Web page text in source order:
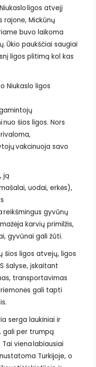
ligos atvejį
rajone, Mickūnų
buvo laikoma
Ūkio paukščiai saugiai
ligos plitimą kol kas
Niukaslo ligos
šios ligos. Nors
vakcinuoja savo
ją
uodai, erkės),
reikšmingus gyvūnų
karvių primilžis,
gyvūnai gali žūti.
šios ligos atvejų, ligos
šalyse, įskaitant
transportavimas
gali tapti
serga laukiniai ir
gali per trumpą
viena labiausiai
Turkijoje, o